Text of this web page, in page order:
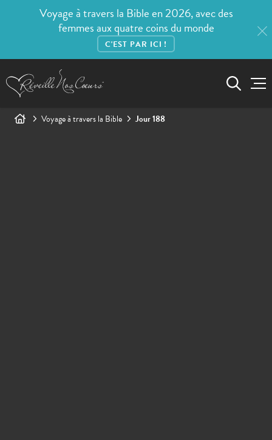
Voyage à travers la Bible en 2026, avec des
femmes aux quatre coins du monde
C'EST PAR ICI !
Voyage à travers la Bible Jour 188